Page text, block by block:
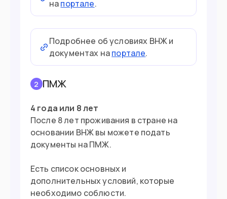
напортале.
Подробнее об условиях ВНЖ и
документах напортале.
2 ПМЖ
4 года или 8 лет
После 8 лет проживания в стране на
основании ВНЖ вы можете подать
документы на ПМЖ.
Есть список основных и
дополнительных условий, которые
необходимо соблюсти.